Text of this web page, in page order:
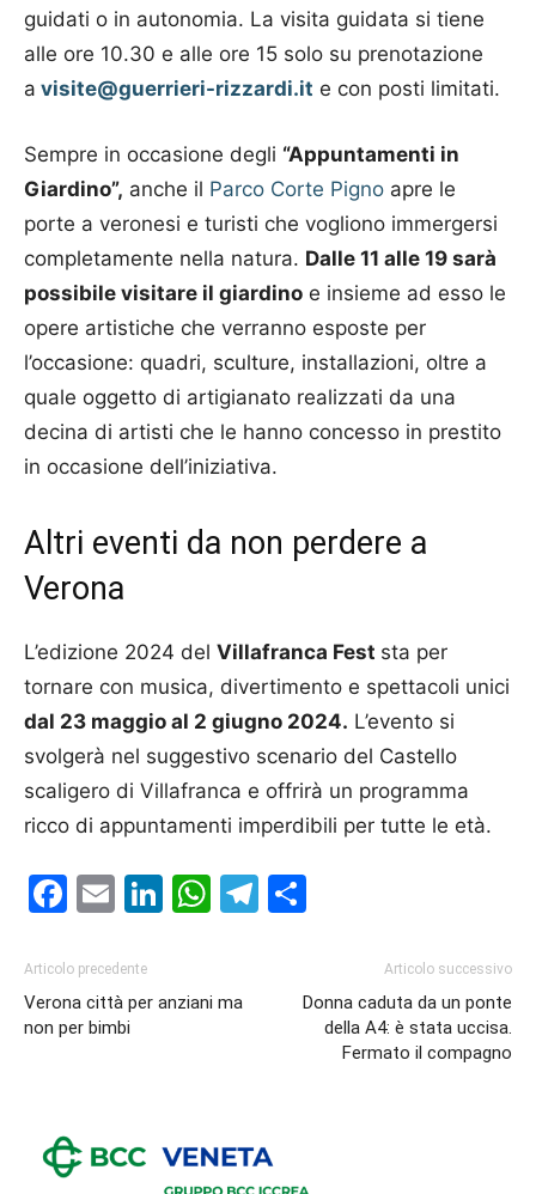
guidati o in autonomia. La visita guidata si tiene
alle ore 10.30 e alle ore 15 solo su prenotazione
a visite@guerrieri-rizzardi.it e con posti limitati.
Sempre in occasione degli “Appuntamenti in
Giardino”, anche il Parco Corte Pigno apre le
porte a veronesi e turisti che vogliono immergersi
completamente nella natura. Dalle 11 alle 19 sarà
possibile visitare il giardino e insieme ad esso le
opere artistiche che verranno esposte per
l’occasione: quadri, sculture, installazioni, oltre a
quale oggetto di artigianato realizzati da una
decina di artisti che le hanno concesso in prestito
in occasione dell’iniziativa.
Altri eventi da non perdere a
Verona
L’edizione 2024 del Villafranca Fest sta per
tornare con musica, divertimento e spettacoli unici
dal 23 maggio al 2 giugno 2024. L’evento si
svolgerà nel suggestivo scenario del Castello
scaligero di Villafranca e offrirà un programma
ricco di appuntamenti imperdibili per tutte le età.
Facebook
EmailLinkedIn
WhatsApp
Telegram
Articolo precedente
Verona città per anziani ma
non per bimbi
Articolo successivo
Donna caduta da un ponte
della A4: è stata uccisa.
Fermato il compagno